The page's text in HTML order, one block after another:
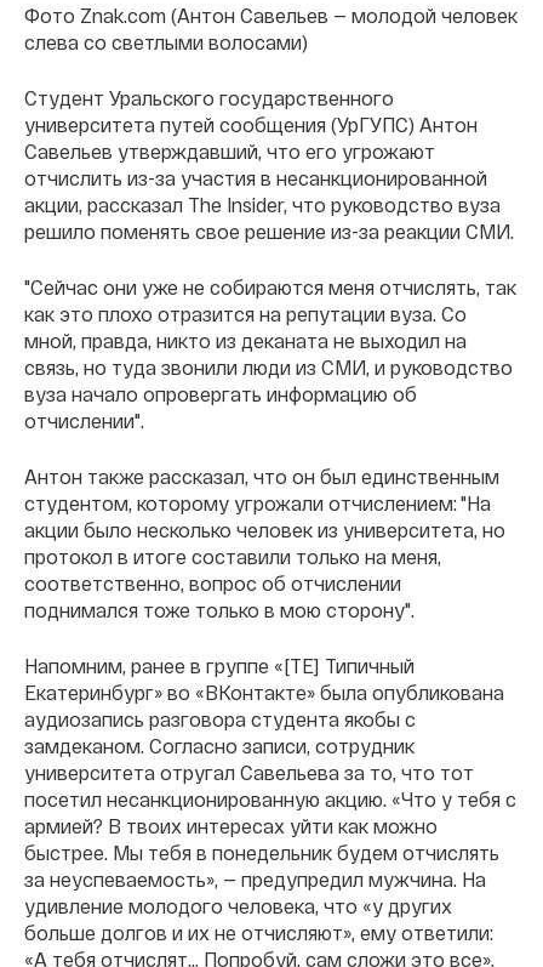
Фото Znak.com (Антон Савельев — молодой человек
слева со светлыми волосами)
Студент Уральского государственного
университета путей сообщения (УрГУПС) Антон
Савельев утверждавший, что его угрожают
отчислить из-за участия в несанкционированной
акции, рассказал The Insider, что руководство вуза
решило поменять свое решение из-за реакции СМИ.
"Сейчас они уже не собираются меня отчислять, так
как это плохо отразится на репутации вуза. Со
мной, правда, никто из деканата не выходил на
связь, но туда звонили люди из СМИ, и руководство
вуза начало опровергать информацию об
отчислении".
Антон также рассказал, что он был единственным
студентом, которому угрожали отчислением: "На
акции было несколько человек из университета, но
протокол в итоге составили только на меня,
соответственно, вопрос об отчислении
поднимался тоже только в мою сторону".
Напомним, ранее в группе «[ТЕ] Типичный
Екатеринбург» во «ВКонтакте» была опубликована
аудиозапись разговора студента якобы с
замдеканом. Согласно записи, сотрудник
университета отругал Савельева за то, что тот
посетил несанкционированную акцию. «Что у тебя с
армией? В твоих интересах уйти как можно
быстрее. Мы тебя в понедельник будем отчислять
за неуспеваемость», — предупредил мужчина. На
удивление молодого человека, что «у других
больше долгов и их не отчисляют», ему ответили:
«А тебя отчислят… Попробуй, сам сложи это все».